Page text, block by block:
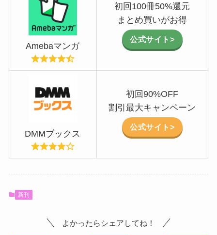
Amebaマンガ
初回100冊50%還元
まとめ買いがお得
公式サイト>
DMMブックス
初回90%OFF
割引最大キャンペーン
公式サイト>
新刊
よかったらシェアしてね！